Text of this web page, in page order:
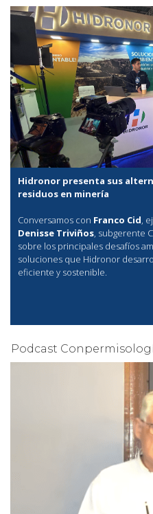
Hidronor presenta sus
residuos en minería
Conversamos con Franco Cid,
Denisse Triviños, subgerente
sobre los principales desafíos
soluciones que Hidronor
eficiente y sostenible.
Podcast